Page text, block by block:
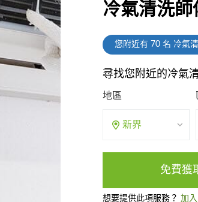
冷氣清洗師
您附近有 70名 冷氣
尋找您附近的冷氣
地區
新界
免費獲
想要提供此項服務？ 加